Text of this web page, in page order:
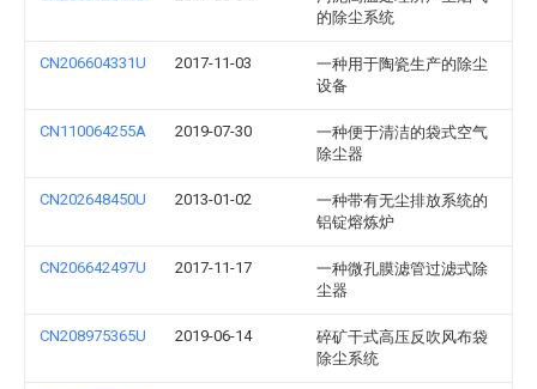
的除尘系统
CN206604331U 2017-11-03
一种用于陶瓷生产的除尘
设备
CN110064255A 2019-07-30
一种便于清洁的袋式空气
除尘器
CN202648450U 2013-01-02
一种带有无尘排放系统的
铝锭熔炼炉
CN206642497U 2017-11-17
一种微孔膜滤管过滤式除
尘器
CN208975365U 2019-06-14
碎矿干式高压反吹风布袋
除尘系统